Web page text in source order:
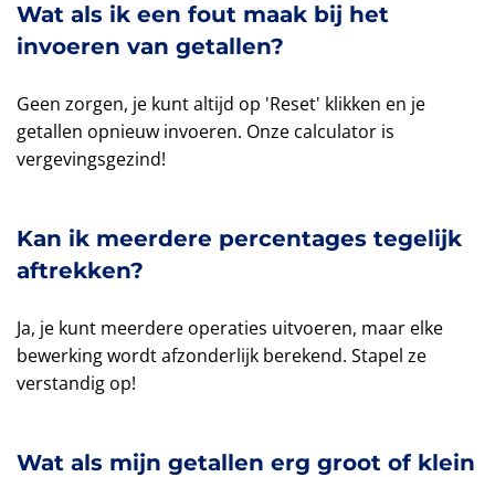
Wat als ik een fout maak bij het
invoeren van getallen?
Geen zorgen, je kunt altijd op 'Reset' klikken en je
getallen opnieuw invoeren. Onze calculator is
vergevingsgezind!
Kan ik meerdere percentages tegelijk
aftrekken?
Ja, je kunt meerdere operaties uitvoeren, maar elke
bewerking wordt afzonderlijk berekend. Stapel ze
verstandig op!
Wat als mijn getallen erg groot of klein